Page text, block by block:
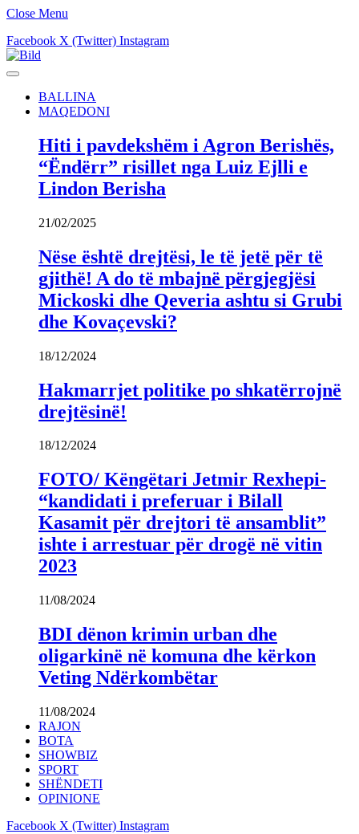
Close Menu
Facebook X (Twitter) Instagram
BALLINA
MAQEDONI
Hiti i pavdekshëm i Agron Berishës,
“Ëndërr” risillet nga Luiz Ejlli e
Lindon Berisha
21/02/2025
Nëse është drejtësi, le të jetë për të
gjithë! A do të mbajnë përgjegjësi
Mickoski dhe Qeveria ashtu si Grubi
dhe Kovaçevski?
18/12/2024
Hakmarrjet politike po shkatërrojnë
drejtësinë!
18/12/2024
FOTO/ Këngëtari Jetmir Rexhepi-
“kandidati i preferuar i Bilall
Kasamit për drejtori të ansamblit”
ishte i arrestuar për drogë në vitin
2023
11/08/2024
BDI dënon krimin urban dhe
oligarkinë në komuna dhe kërkon
Veting Ndërkombëtar
11/08/2024
RAJON
BOTA
SHOWBIZ
SPORT
SHËNDETI
OPINIONE
Facebook X (Twitter) Instagram